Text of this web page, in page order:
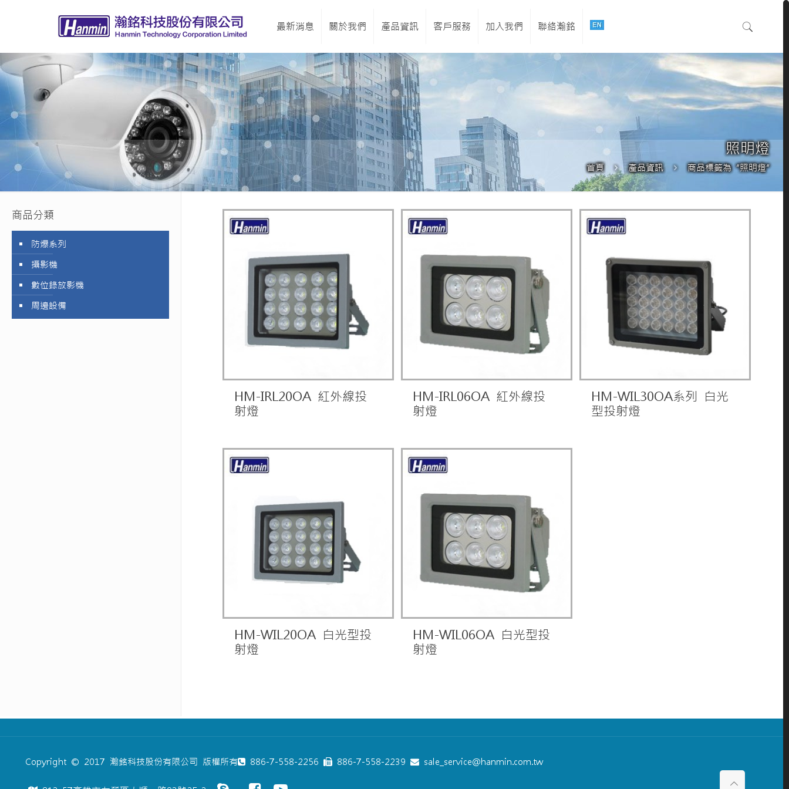
最新消息 關於我們 產品資訊 客戶服務 加入我們 聯絡瀚銘
照明燈
首頁 產品資訊 商品標籤為 “照明燈”
HM-IRL20OA 紅外線投
射燈
HM-IRL06OA 紅外線投
射燈
HM-WIL30OA系列 白光
型投射燈
HM-WIL20OA 白光型投
射燈
HM-WIL06OA 白光型投
射燈
商品分類
防爆系列
攝影機
數位錄放影機
周邊設備
Copyright © 2017 瀚銘科技股份有限公司 版權所有 886-7-558-2256 886-7-558-2239 sale_service@hanmin.com.tw